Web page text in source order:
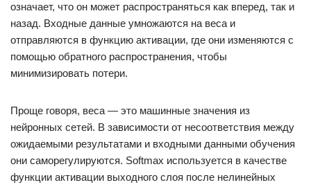
означает, что он может распространяться как вперед, так и
назад. Входные данные умножаются на веса и
отправляются в функцию активации, где они изменяются с
помощью обратного распространения, чтобы
минимизировать потери.
Проще говоря, веса — это машинные значения из
нейронных сетей. В зависимости от несоответствия между
ожидаемыми результатами и входными данными обучения
они саморегулируются. Softmax используется в качестве
функции активации выходного слоя после нелинейных